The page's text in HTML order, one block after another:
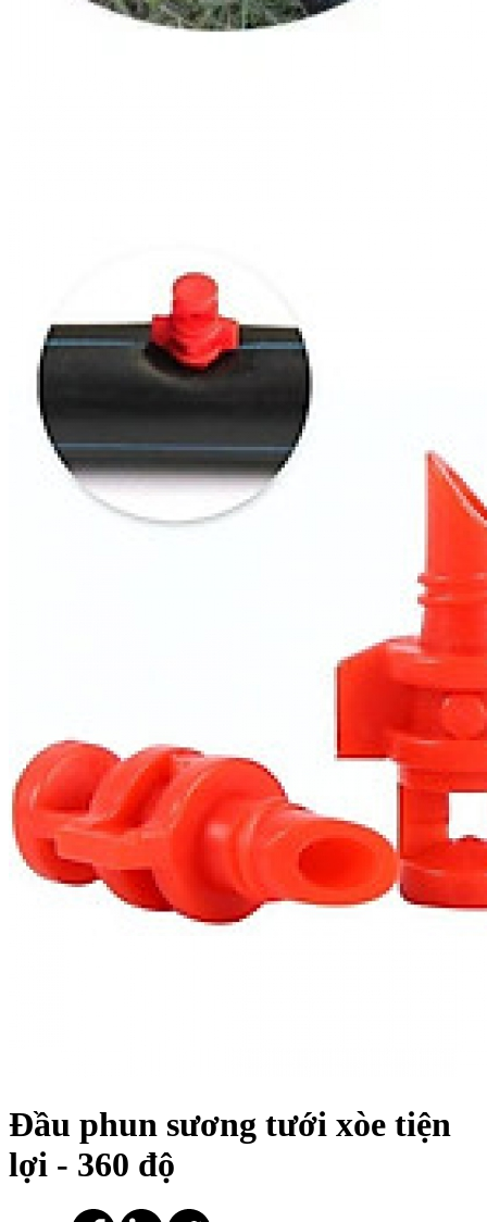
Đầu phun sương tưới xòe tiện
lợi - 360 độ